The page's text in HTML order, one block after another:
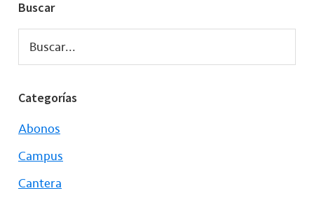
Buscar
Buscar...
Categorías
Abonos
Campus
Cantera